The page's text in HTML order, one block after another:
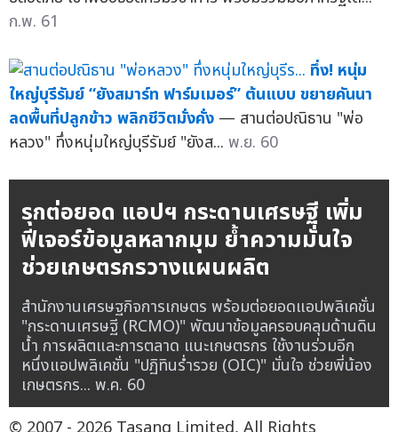
ก.พ. 61
ทึ่ง! หนุ่ม
ใหญ่บุรีรัมย์ “ยังสมาร์ท ฟาร์มเมอร์” ต้นแบบ ขยายคันนา
ลดพื้นที่ปลูกข้าว พลิกชีวิตมั่งคั่ง — สานต่อปณิธาน "พ่อ
หลวง" ทึ่งหนุ่มใหญ่บุรีรัมย์ "ยังส... พ.ย. 60
รุกต่อยอด แอปฯ กระดานเศรษฐี เพิ่ม
ฟีเจอร์ข้อมูลหลากมุม ย้ำความมั่นใจ
ช่วยเกษตรกรวางแผนผลิต
สำนักงานเศรษฐกิจการเกษตร พร้อมต่อยอดแอปพลิเคชั่น
"กระดานเศรษฐี (RCMO)" พัฒนาข้อมูลครอบคลุมด้านดิน
น้ำ การผลิตและการตลาด แนะเกษตรกร ใช้งานร่วมอีก
หนึ่งแอปพลิเคชั่น "ปฏิทินร่ำรวย (OIC)" มั่นใจ ช่วยพี่น้อง
เกษตรกร... พ.ค. 60